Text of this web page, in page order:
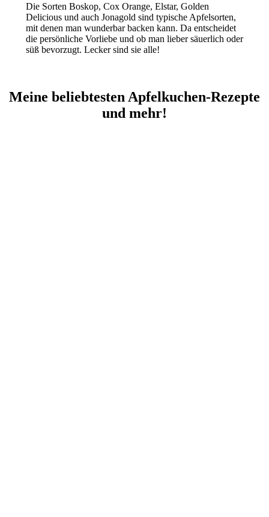
Die Sorten Boskop, Cox Orange, Elstar, Golden
Delicious und auch Jonagold sind typische Apfelsorten,
mit denen man wunderbar backen kann. Da entscheidet
die persönliche Vorliebe und ob man lieber säuerlich oder
süß bevorzugt. Lecker sind sie alle!
Meine beliebtesten Apfelkuchen-Rezepte
und mehr!